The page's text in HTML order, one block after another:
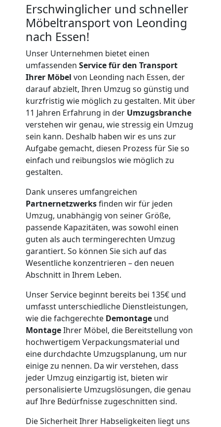
Erschwinglicher und schneller
Möbeltransport von Leonding
nach Essen!
Unser Unternehmen bietet einen
umfassenden Service für den Transport
Ihrer Möbel von Leonding nach Essen, der
darauf abzielt, Ihren Umzug so günstig und
kurzfristig wie möglich zu gestalten. Mit über
11 Jahren Erfahrung in der Umzugsbranche
verstehen wir genau, wie stressig ein Umzug
sein kann. Deshalb haben wir es uns zur
Aufgabe gemacht, diesen Prozess für Sie so
einfach und reibungslos wie möglich zu
gestalten.
Dank unseres umfangreichen
Partnernetzwerksfinden wir für jeden
Umzug, unabhängig von seiner Größe,
passende Kapazitäten, was sowohl einen
guten als auch termingerechten Umzug
garantiert. So können Sie sich auf das
Wesentliche konzentrieren – den neuen
Abschnitt in Ihrem Leben.
Unser Service beginnt bereits bei 135€ und
umfasst unterschiedliche Dienstleistungen,
wie die fachgerechte Demontage und
MontageIhrer Möbel, die Bereitstellung von
hochwertigem Verpackungsmaterial und
eine durchdachte Umzugsplanung, um nur
einige zu nennen. Da wir verstehen, dass
jeder Umzug einzigartig ist, bieten wir
personalisierte Umzugslösungen, die genau
auf Ihre Bedürfnisse zugeschnitten sind.
Die Sicherheit Ihrer Habseligkeiten liegt uns
Umzugshelfer
Leonding
Möbeltaxi
Leonding
Kleintransport
Leonding
Möbelmontage
Leonding